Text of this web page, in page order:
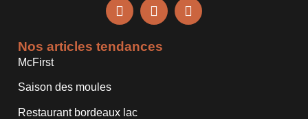
Nos articles tendances
McFirst
Saison des moules
Restaurant bordeaux lac